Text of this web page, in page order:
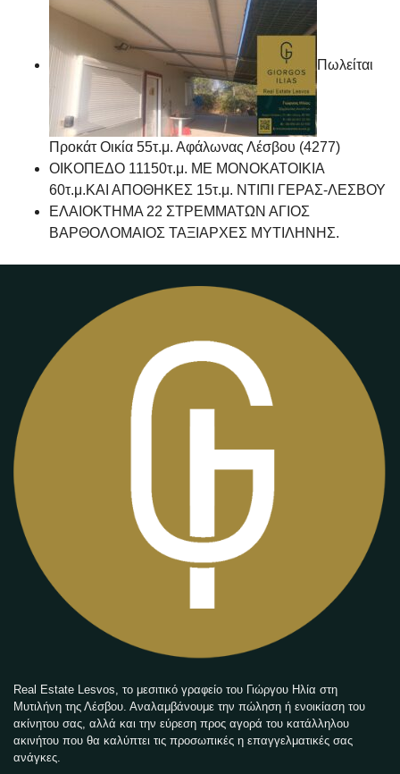
Πωλείται
Προκάτ Οικία 55τ.μ. Αφάλωνας Λέσβου (4277)
ΟΙΚΟΠΕΔΟ 11150τ.μ. ΜΕ ΜΟΝΟΚΑΤΟΙΚΙΑ
60τ.μ.ΚΑΙ ΑΠΟΘΗΚΕΣ 15τ.μ. ΝΤΙΠΙ ΓΕΡΑΣ-ΛΕΣΒΟΥ
ΕΛΑΙΟΚΤΗΜΑ 22 ΣΤΡΕΜΜΑΤΩΝ ΑΓΙΟΣ
ΒΑΡΘΟΛΟΜΑΙΟΣ ΤΑΞΙΑΡΧΕΣ ΜΥΤΙΛΗΝΗΣ.
Real Estate Lesvos, το μεσιτικό γραφείο του Γιώργου Ηλία στη
Μυτιλήνη της Λέσβου. Αναλαμβάνουμε την πώληση ή ενοικίαση του
ακίνητου σας, αλλά και την εύρεση προς αγορά του κατάλληλου
ακινήτου που θα καλύπτει τις προσωπικές η επαγγελματικές σας
ανάγκες.